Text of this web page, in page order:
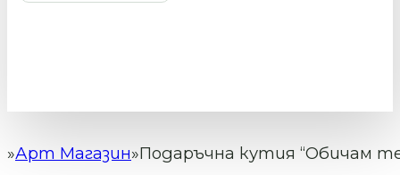
Начало
Арт Магазин Подаръчна кутия “Обичам